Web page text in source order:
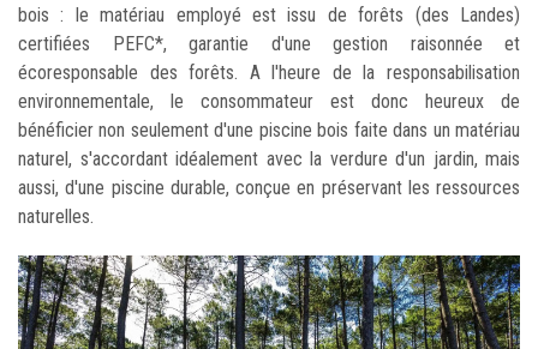
bois : le matériau employé est issu de forêts (des Landes)
certifiées PEFC*, garantie d'une gestion raisonnée et
écoresponsable des forêts. A l'heure de la responsabilisation
environnementale, le consommateur est donc heureux de
bénéficier non seulement d'une piscine bois faite dans un matériau
naturel, s'accordant idéalement avec la verdure d'un jardin, mais
aussi, d'une piscine durable, conçue en préservant les ressources
naturelles.